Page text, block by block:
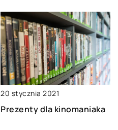
20 stycznia 2021
Prezenty dla kinomaniaka